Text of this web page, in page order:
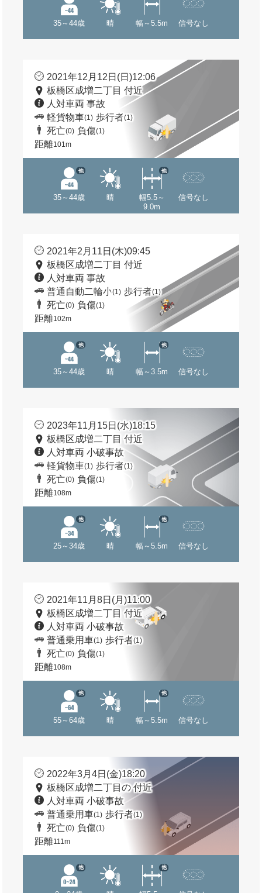
35～44歳 晴 幅～5.5m 信号なし
2021年12月12日(日)12:06
板橋区成増二丁目 付近
人対車両 事故
軽貨物車(1) 歩行者(1)
死亡(0) 負傷(1)
距離101m
35～44歳
他
晴
幅5.5～
9.0m
他
信号なし
2021年2月11日(木)09:45
板橋区成増二丁目 付近
人対車両 事故
普通自動二輪小(1) 歩行者(1)
死亡(0) 負傷(1)
距離102m
35～44歳
他
晴 幅～3.5m
他
信号なし
2023年11月15日(水)18:15
板橋区成増二丁目 付近
人対車両 小破事故
軽貨物車(1) 歩行者(1)
死亡(0) 負傷(1)
距離108m
25～34歳
他
晴 幅～5.5m
他
信号なし
2021年11月8日(月)11:00
板橋区成増二丁目 付近
人対車両 小破事故
普通乗用車(1) 歩行者(1)
死亡(0) 負傷(1)
距離108m
55～64歳
他
晴 幅～5.5m
他
信号なし
2022年3月4日(金)18:20
板橋区成増二丁目の 付近
人対車両 小破事故
普通乗用車(1) 歩行者(1)
死亡(0) 負傷(1)
距離111m
他 他